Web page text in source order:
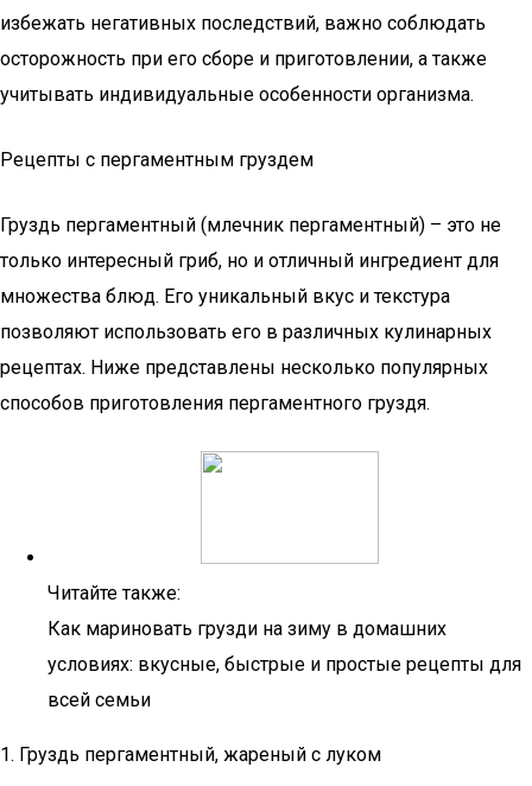
избежать негативных последствий, важно соблюдать
осторожность при его сборе и приготовлении, а также
учитывать индивидуальные особенности организма.
Рецепты с пергаментным груздем
Груздь пергаментный (млечник пергаментный) – это не
только интересный гриб, но и отличный ингредиент для
множества блюд. Его уникальный вкус и текстура
позволяют использовать его в различных кулинарных
рецептах. Ниже представлены несколько популярных
способов приготовления пергаментного груздя.
Читайте также:
Как мариновать грузди на зиму в домашних
условиях: вкусные, быстрые и простые рецепты для
всей семьи
1. Груздь пергаментный, жареный с луком